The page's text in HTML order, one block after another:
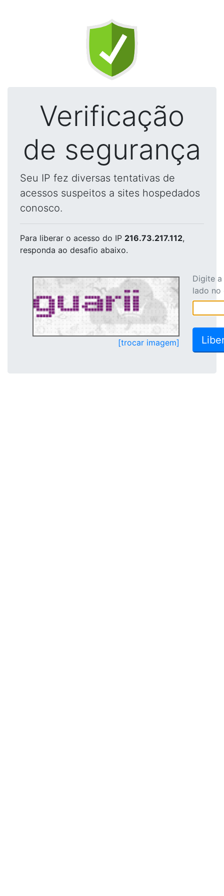
Verificação
de segurança
Seu IP fez diversas tentativas de
acessos suspeitos a sites hospedados
conosco.
Para liberar o acesso do IP 216.73.217.112,
responda ao desafio abaixo.
[trocar imagem]
Digite
lado no